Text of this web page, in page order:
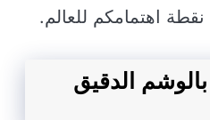
اهتمامكم للعالم.
الدقيق